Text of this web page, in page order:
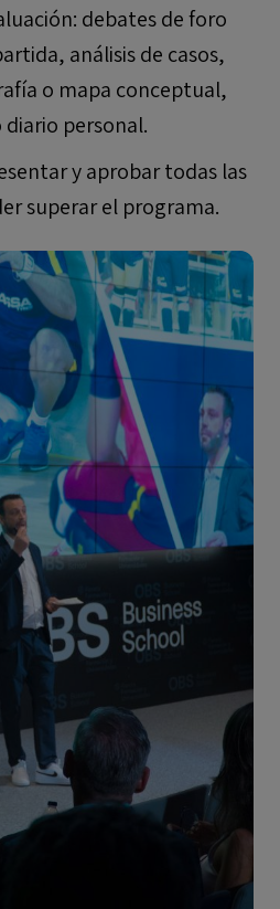
debates de foro
análisis de casos,
o mapa conceptual,
personal.
y aprobar todas las
superar el programa.